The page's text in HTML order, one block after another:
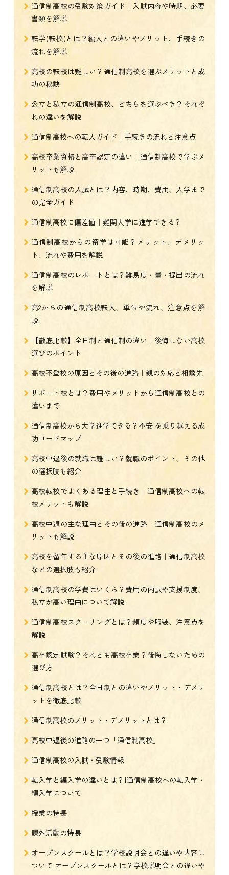
通信制高校の受験対策ガイド｜入試内容や時期、必要
書類を解説
転学(転校)とは？編入との違いやメリット、手続きの
流れを解説
高校の転校は難しい？通信制高校を選ぶメリットと成
功の秘訣
公立と私立の通信制高校、どちらを選ぶべき？それぞ
れの違いを解説
通信制高校への転入ガイド｜手続きの流れと注意点
高校卒業資格と高卒認定の違い｜通信制高校で学ぶメ
リットも解説
通信制高校の入試とは？内容、時期、費用、入学まで
の完全ガイド
通信制高校に偏差値｜難関大学に進学できる？
通信制高校からの留学は可能？メリット、デメリッ
ト、流れや費用を解説
通信制高校のレポートとは？難易度・量・提出の流れ
を解説
高2からの通信制高校転入、単位や流れ、注意点を解
説
【徹底比較】全日制と通信制の違い｜後悔しない高校
選びのポイント
高校不登校の原因とその後の進路｜親の対応と相談先
サポート校とは？費用やメリットから通信制高校との
違いまで
通信制高校から大学進学できる？不安 を乗り越える成
功ロードマップ
高校中退後の就職は難しい？就職のポイント、その他
の選択肢も紹介
高校転校でよくある理由と手続き｜通信制高校への転
校メリットも解説
高校中退の主な理由とその後の進路｜通信制高校のメ
リットも解説
高校を留年する主な原因とその後の進路｜通信制高校
などの選択肢も紹介
通信制高校の学費はいくら？費用の内訳や支援制度、
私立が高い理由について解説
通信制高校スクーリングとは？頻度や服装、注意点を
解説
高卒認定試験？それとも高校卒業？後悔しないための
選び方
通信制高校とは？全日制との違いやメリット・デメリ
ットを徹底比較
通信制高校のメリット・デメリットとは？
高校中退後の進路の一つ「通信制高校」
通信制高校の入試・受験情報
転入学と編入学の違いとは？|通信制高校への転入学・
編入学について
授業の特長
課外活動の特長
オープンスクールとは？学校説明会との違いや内容に
ついて オープンスクールとは？学校説明会との違いや